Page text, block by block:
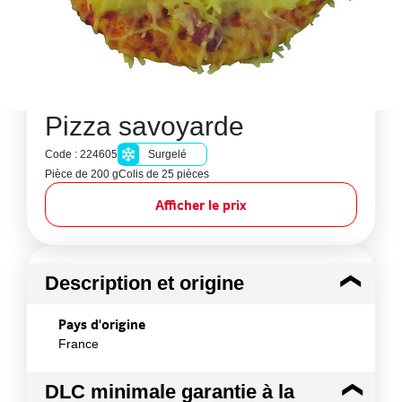
Pizza savoyarde
Code : 224605
Surgelé
Pièce de 200 gColis de 25 pièces
Afficher le prix
Description et origine
Pays d'origine
France
DLC minimale garantie à la